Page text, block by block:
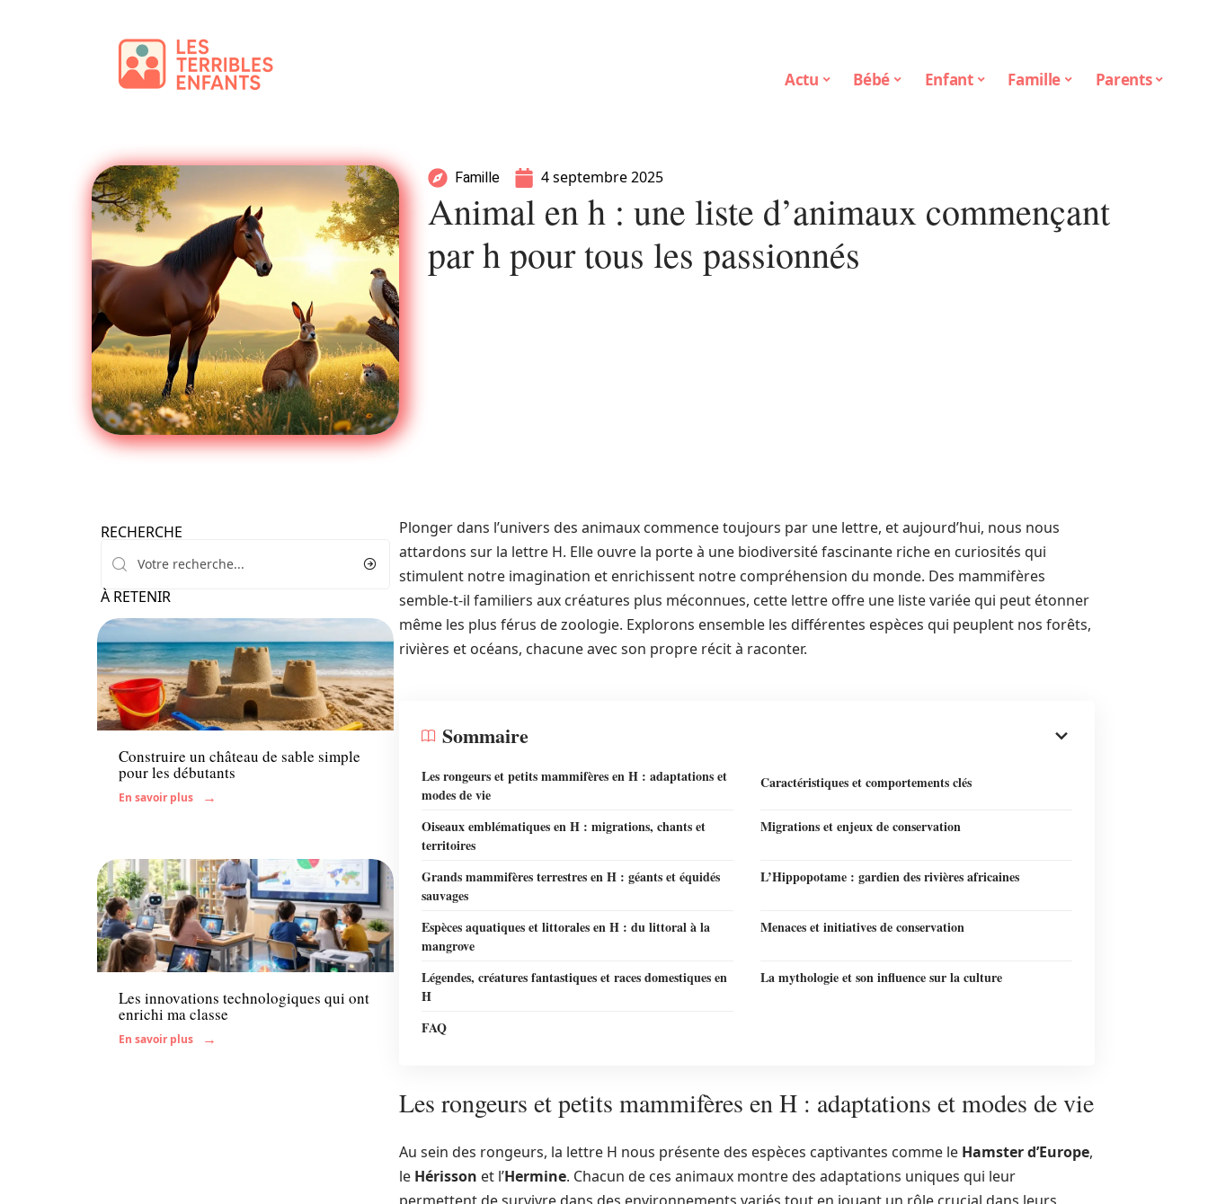
Actu Bébé Enfant Famille Parents
Famille 4 septembre 2025
Animal en h : une liste d’animaux commençant
par h pour tous les passionnés
RECHERCHE
À RETENIR
Enfant
Construire un château de sable simple
pour les débutants
En savoir plus
Enfant
Les innovations technologiques qui ont
enrichi ma classe
En savoir plus
Plonger dans l’univers des animaux commence toujours par une lettre, et aujourd’hui, nous nous
attardons sur la lettre H. Elle ouvre la porte à une biodiversité fascinante riche en curiosités qui
stimulent notre imagination et enrichissent notre compréhension du monde. Des mammifères
semble-t-il familiers aux créatures plus méconnues, cette lettre offre une liste variée qui peut étonner
même les plus férus de zoologie. Explorons ensemble les différentes espèces qui peuplent nos forêts,
rivières et océans, chacune avec son propre récit à raconter.
Sommaire
Les rongeurs et petits mammifères en H : adaptations et
modes de vie
Caractéristiques et comportements clés
Oiseaux emblématiques en H : migrations, chants et
territoires
Migrations et enjeux de conservation
Grands mammifères terrestres en H : géants et équidés
sauvages
L’Hippopotame : gardien des rivières africaines
Espèces aquatiques et littorales en H : du littoral à la
mangrove
Menaces et initiatives de conservation
Légendes, créatures fantastiques et races domestiques en
H
La mythologie et son influence sur la culture
FAQ
Les rongeurs et petits mammifères en H : adaptations et modes de vie
Au sein des rongeurs, la lettre H nous présente des espèces captivantes comme le Hamster d’Europe,
le Hérisson et l’Hermine. Chacun de ces animaux montre des adaptations uniques qui leur